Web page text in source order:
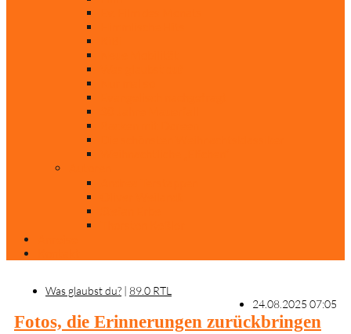
Was glaubst du? | 89.0 RTL
24.08.2025 07:05
Fotos, die Erinnerungen zurückbringen